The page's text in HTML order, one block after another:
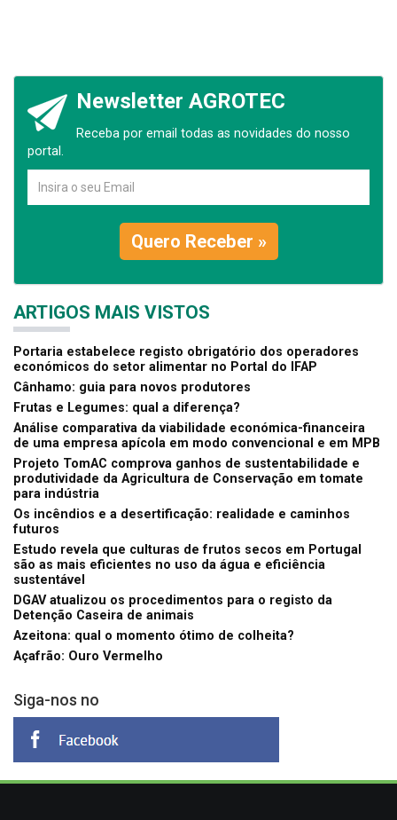
Newsletter AGROTEC
Receba por email todas as novidades do nosso
portal.
Quero Receber »
ARTIGOS MAIS VISTOS
Portaria estabelece registo obrigatório dos operadores
económicos do setor alimentar no Portal do IFAP
Cânhamo: guia para novos produtores
Frutas e Legumes: qual a diferença?
Análise comparativa da viabilidade económica-financeira
de uma empresa apícola em modo convencional e em MPB
Projeto TomAC comprova ganhos de sustentabilidade e
produtividade da Agricultura de Conservação em tomate
para indústria
Os incêndios e a desertificação: realidade e caminhos
futuros
Estudo revela que culturas de frutos secos em Portugal
são as mais eficientes no uso da água e eficiência
sustentável
DGAV atualizou os procedimentos para o registo da
Detenção Caseira de animais
Azeitona: qual o momento ótimo de colheita?
Açafrão: Ouro Vermelho
Siga-nos no